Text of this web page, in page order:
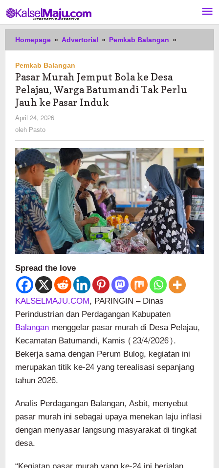
ke
konten
Homepage » Advertorial » Pemkab Balangan »
Murah
Desa
Perlu
Jauh
ke
Pasar
Induk
Pemkab Balangan
Pasar Murah Jemput Bola ke Desa
Pelajau, Warga Batumandi Tak Perlu
Jauh ke Pasar Induk
April 24, 2026
oleh Pasto
Spread the love
KALSELMAJU.COM, PARINGIN – Dinas
Perindustrian dan Perdagangan Kabupaten
Balanganmenggelar pasar murah di Desa Pelajau,
Kecamatan Batumandi, Kamis (23/4/2026).
Bekerja sama dengan Perum Bulog, kegiatan ini
merupakan titik ke-24 yang terealisasi sepanjang
tahun 2026.
Analis Perdagangan Balangan, Asbit, menyebut
pasar murah ini sebagai upaya menekan laju inflasi
dengan menyasar langsung masyarakat di tingkat
desa.